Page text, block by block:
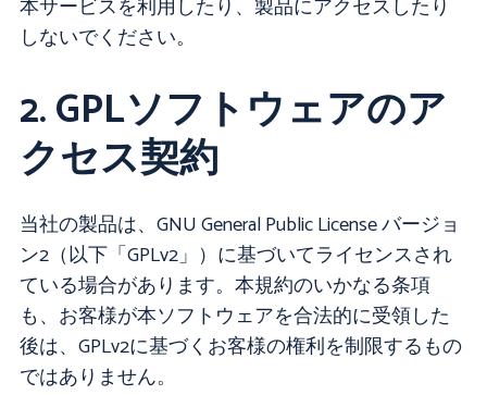
本サービスを利用したり、製品にアクセスしたり
しないでください。
2. GPLソフトウェアのア
クセス契約
当社の製品は、GNU General Public License バージョ
ン2（以下「GPLv2」）に基づいてライセンスされ
ている場合があります。本規約のいかなる条項
も、お客様が本ソフトウェアを合法的に受領した
後は、GPLv2に基づくお客様の権利を制限するもの
ではありません。